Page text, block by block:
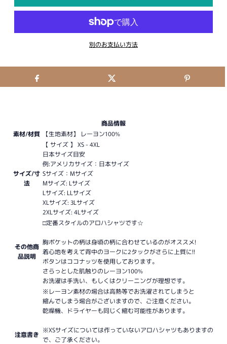
別のお支払い方法
商品情報
素材/材質
【生地素材】 レーヨン100%
サイズ/寸
法
【 サイズ 】 XS - 4XL
日本サイズ目安
例:アメリカサイズ：日本サイズ
Sサイズ：Mサイズ
Mサイズ: Lサイズ
Lサイズ: LLサイズ
XLサイズ: 3Lサイズ
2XLサイズ: 4Lサイズ
その他商
品説明
□定番スタイルのアロハシャツです☆
胸ポケットの柄は身頃の柄に合わせているのがオススメ!
着心地を考えて背中のヨークに2タックがさらに上質に!!
ボタンはココナッツを使用しております。
さらっとした肌触りのレーヨン100%
お洗濯は手洗い、もしくはクリーニングが理想です。
注意書き
※レーヨン素材の場合は高熱等でお洗濯されてしまうと
縮んでしまう場合がございますので、ご注意ください。
乾燥機、ドライヤーも同じく縮む可能性があります。
※XSサイズについては作っていないアロハシャツもありますの
で、ご了承ください。